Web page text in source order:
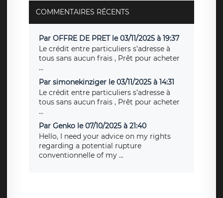
COMMENTAIRES RÉCENTS
Par OFFRE DE PRET le 03/11/2025 à 19:37
Le crédit entre particuliers s’adresse à
tous sans aucun frais , Prêt pour acheter
...
Par simonekinziger le 03/11/2025 à 14:31
Le crédit entre particuliers s’adresse à
tous sans aucun frais , Prêt pour acheter
...
Par Genko le 07/10/2025 à 21:40
Hello, I need your advice on my rights
regarding a potential rupture
conventionnelle of my ...